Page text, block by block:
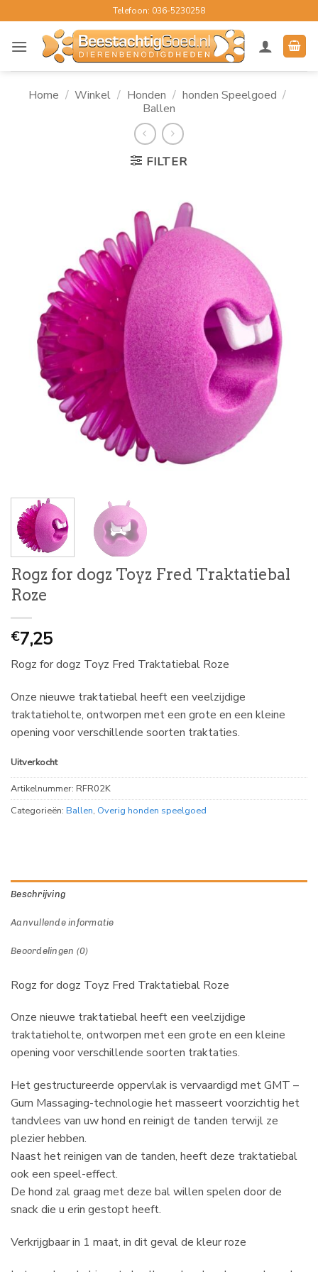
naar
inhoud
Telefoon: 036-5230258
Home / Winkel / Honden / honden Speelgoed /
Ballen
FILTER
Rogz for dogz Toyz Fred Traktatiebal
Roze
€7,25
Rogz for dogz Toyz Fred Traktatiebal Roze
Onze nieuwe traktatiebal heeft een veelzijdige
traktatieholte, ontworpen met een grote en een kleine
opening voor verschillende soorten traktaties.
Uitverkocht
Artikelnummer: RFR02K
Categorieën: Ballen, Overig honden speelgoed
Beschrijving
Aanvullende informatie
Beoordelingen (0)
Rogz for dogz Toyz Fred Traktatiebal Roze
Onze nieuwe traktatiebal heeft een veelzijdige
traktatieholte, ontworpen met een grote en een kleine
opening voor verschillende soorten traktaties.
Het gestructureerde oppervlak is vervaardigd met GMT –
Gum Massaging-technologie het masseert voorzichtig het
tandvlees van uw hond en reinigt de tanden terwijl ze
plezier hebben.
Naast het reinigen van de tanden, heeft deze traktatiebal
ook een speel-effect.
De hond zal graag met deze bal willen spelen door de
snack die u erin gestopt heeft.
Verkrijgbaar in 1 maat, in dit geval de kleur roze